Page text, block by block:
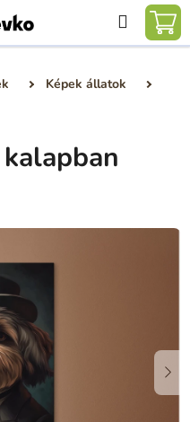
Képek állatok